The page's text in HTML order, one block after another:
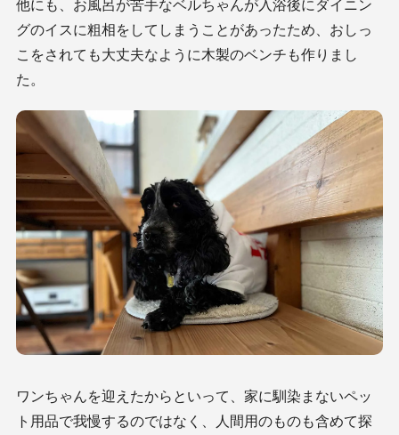
他にも、お風呂が苦手なベルちゃんが入浴後にダイニン
グのイスに粗相をしてしまうことがあったため、おしっ
こをされても大丈夫なように木製のベンチも作りまし
た。
ワンちゃんを迎えたからといって、家に馴染まないペッ
ト用品で我慢するのではなく、人間用のものも含めて探